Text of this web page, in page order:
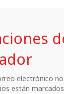
electrónico
están